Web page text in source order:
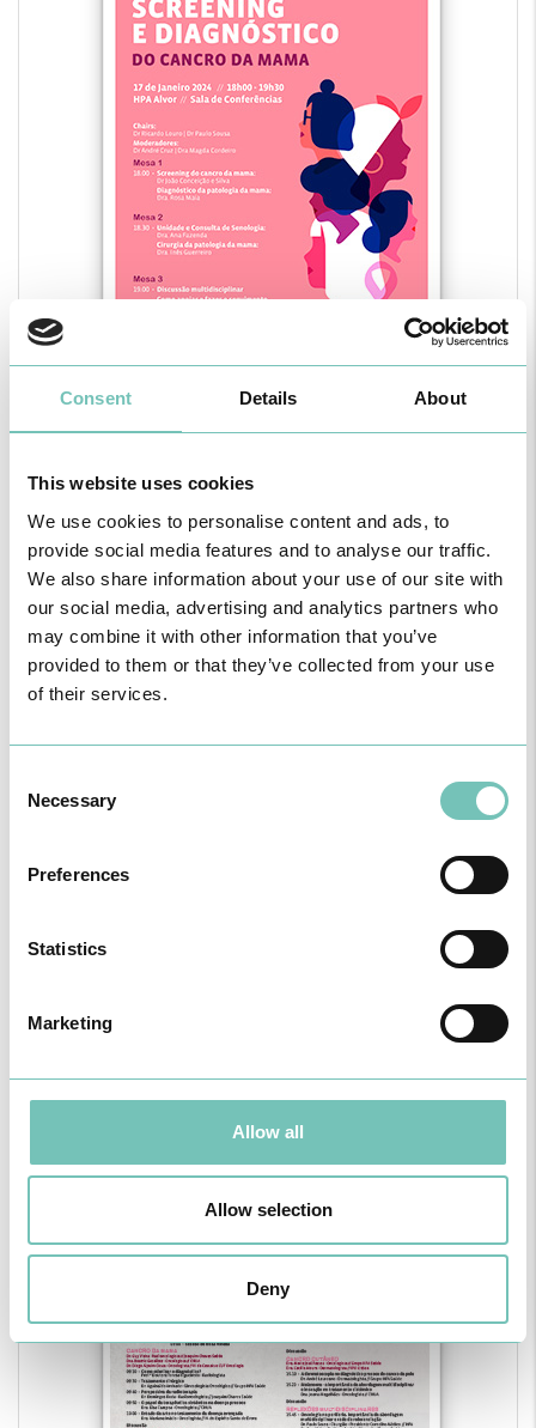
Consent Details About
This website uses cookies
We use cookies to personalise content and ads, to
provide social media features and to analyse our traffic.
We also share information about your use of our site with
our social media, advertising and analytics partners who
may combine it with other information that you’ve
provided to them or that they’ve collected from your use
of their services.
Selection
Necessary
Preferences
Statistics
Marketing
Allow all
Allow selection
Deny
Screening e diagnóstico do cancro da mama
Tertúlias em Oncologia